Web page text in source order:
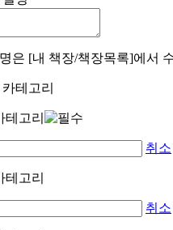
은 [내 책장/책장목록]에서
테고리
테고리
취소
테고리
취소